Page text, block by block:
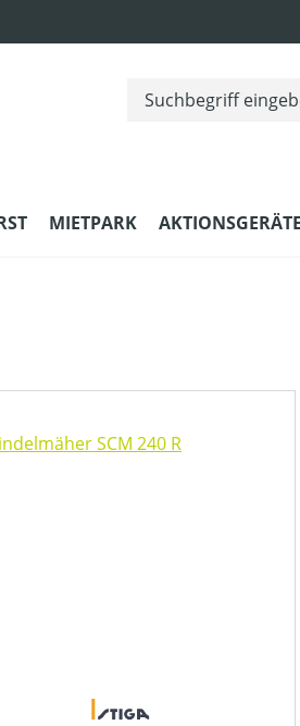
MIETPARK